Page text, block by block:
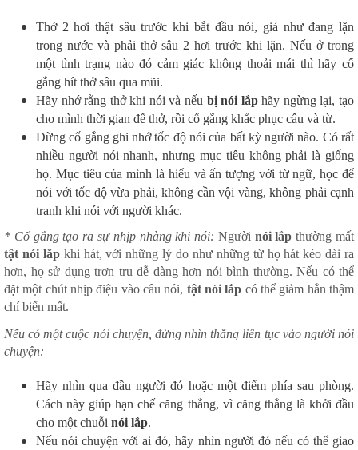
Thở 2 hơi thật sâu trước khi bắt đầu nói, giả như đang lặn
trong nước và phải thở sâu 2 hơi trước khi lặn. Nếu ở trong
một tình trạng nào đó cảm giác không thoải mái thì hãy cố
gắng hít thở sâu qua mũi.
Hãy nhớ rằng thở khi nói và nếu bị nói lắphãy ngừng lại, tạo
cho mình thời gian để thở, rồi cố gắng khắc phục câu và từ.
Đừng cố gắng ghi nhớ tốc độ nói của bất kỳ người nào. Có rất
nhiều người nói nhanh, nhưng mục tiêu không phải là giống
họ. Mục tiêu của mình là hiểu và ấn tượng với từ ngữ, học để
nói với tốc độ vừa phải, không cần vội vàng, không phải cạnh
tranh khi nói với người khác.
* Cố gắng tạo ra sự nhịp nhàng khi nói: Người nói lắp thường mất
tật nói lắpkhi hát, với những lý do như những từ họ hát kéo dài ra
hơn, họ sử dụng trơn tru dễ dàng hơn nói bình thường. Nếu có thể
đặt một chút nhịp điệu vào câu nói, tật nói lắp có thể giảm hẳn thậm
chí biến mất.
Nếu có một cuộc nói chuyện, đừng nhìn thẳng liên tục vào người nói
chuyện:
Hãy nhìn qua đầu người đó hoặc một điểm phía sau phòng.
Cách này giúp hạn chế căng thẳng, vì căng thẳng là khởi đầu
cho một chuỗi nói lắp.
Nếu nói chuyện với ai đó, hãy nhìn người đó nếu có thể giao